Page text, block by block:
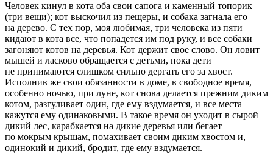
Человек кинул в кота оба свои сапога и каменный топорик
(три вещи); кот выскочил из пещеры, и собака загнала его
на дерево. С тех пор, моя любимая, три человека из пяти
кидают в кота все, что попадется им под руку, и все собаки
загоняют котов на деревья. Кот держит свое слово. Он ловит
мышей и ласково обращается с детьми, пока дети
не принимаются слишком сильно дергать его за хвост.
Исполнив же свои обязанности в доме, в свободное время,
особенно ночью, при луне, кот снова делается прежним диким
котом, разгуливает один, где ему вздумается, и все места
кажутся ему одинаковыми. В такое время он уходит в сырой
дикий лес, карабкается на дикие деревья или бегает
по мокрым крышам, помахивает своим диким хвостом и,
одинокий и дикий, бродит, где ему вздумается.